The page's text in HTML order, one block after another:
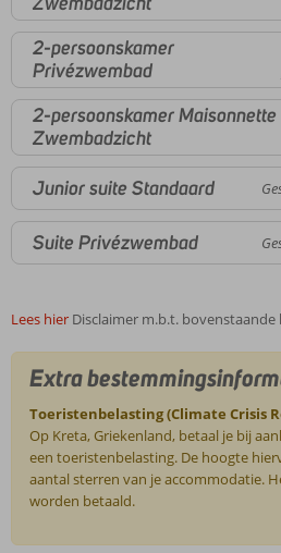
2-persoonskamer
Privézwembad
2-persoonskamer Maisonnette
Zwembadzicht
Junior suite Standaard
Suite Privézwembad
Lees hier Disclaimer m.b.t. bovenstaande
Extra
Toeristenbelasting (Climate Crisis
Op Kreta, Griekenland, betaal je bij
een toeristenbelasting. De hoogte
aantal sterren van je accommodatie.
worden betaald.